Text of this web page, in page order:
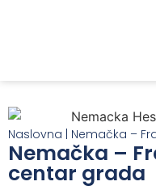
Naslovna | Nemačka –
Nemačka –
centar grada